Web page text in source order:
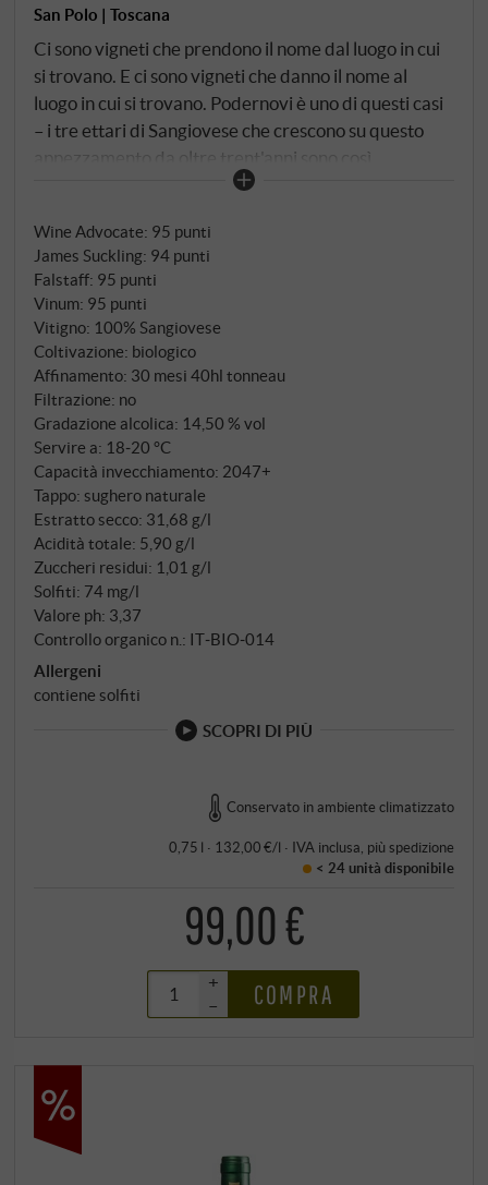
San Polo | Toscana
Ci sono vigneti che prendono il nome dal luogo in cui
si trovano. E ci sono vigneti che danno il nome al
luogo in cui si trovano. Podernovi è uno di questi casi
– i tre ettari di Sangiovese che crescono su questo
appezzamento da oltre trent'anni sono così
indissolubilmente legati alla collina che il vigneto e la
Polo ha imbottigliato il primo Brunello monovitigno
proveniente da questo vigneto, non si è trattato tanto
di un debutto quanto di un riconoscimento di ciò che
il terreno conosceva da tempo. Podernovi si trova a
450 metri sul livello del mare, esposto a sud-est,
dove la vista spazia sulla Val d'Orcia fino al Monte
Amiata. I terreni sono un caleidoscopio della geologia
toscana: marna e galestro, l'argilla simile all'ardesia
che conferisce ai migliori vigneti di Sangiovese della
regione la loro inquietante mineralità, intervallati da
argilla che immagazzina l'acqua e rifornisce le viti
anche nelle estati secche. Ciò che distingue questo
vigneto dagli altri non è solo il suo terroir, ma anche il
rigore con cui San Polo lo coltiva: quattro-cinque
grappoli per vite, non più di – 700-800 grammi per
vite, una resa che ricorda le condizioni della
Borgogna e che costringe il Sangiovese a
raggiungere una concentrazione che raramente
raggiunge altrove.
Wine Advocate: 95 punti
James Suckling: 94 punti
Falstaff: 95 punti
Vinum: 95 punti
Vitigno: 100% Sangiovese
Coltivazione: biologico
Affinamento: 30 mesi 40hl tonneau
Filtrazione: no
Gradazione alcolica: 14,50 % vol
Servire a: 18‑20 °C
Capacità invecchiamento: 2047+
Tappo: sughero naturale
Estratto secco: 31,68 g/l
Acidità totale: 5,90 g/l
Zuccheri residui: 1,01 g/l
Solfiti: 74 mg/l
Valore ph: 3,37
Controllo organico n.: IT‑BIO‑014
Allergeni
contiene solfiti
SCOPRI DI PIÙ
Conservato in ambiente climatizzato
0,75 l · 132,00 €/l · IVA inclusa , più spedizione
< 24 unità disponibile
99,00 €
+
–
COMPRA